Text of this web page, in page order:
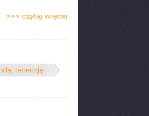
>>> czytaj więcej